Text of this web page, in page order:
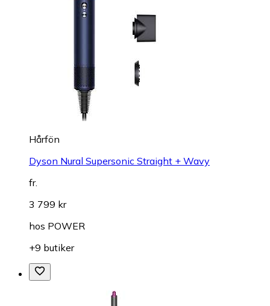
Hårfön
Dyson Nural Supersonic Straight + Wavy
fr.
3 799 kr
hos POWER
+9 butiker